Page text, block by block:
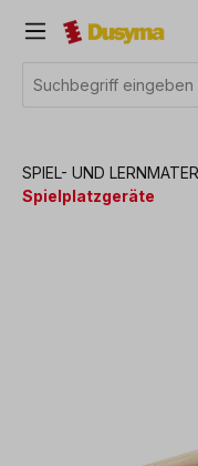
springen
SPIEL- UND
Spielplatzgeräte